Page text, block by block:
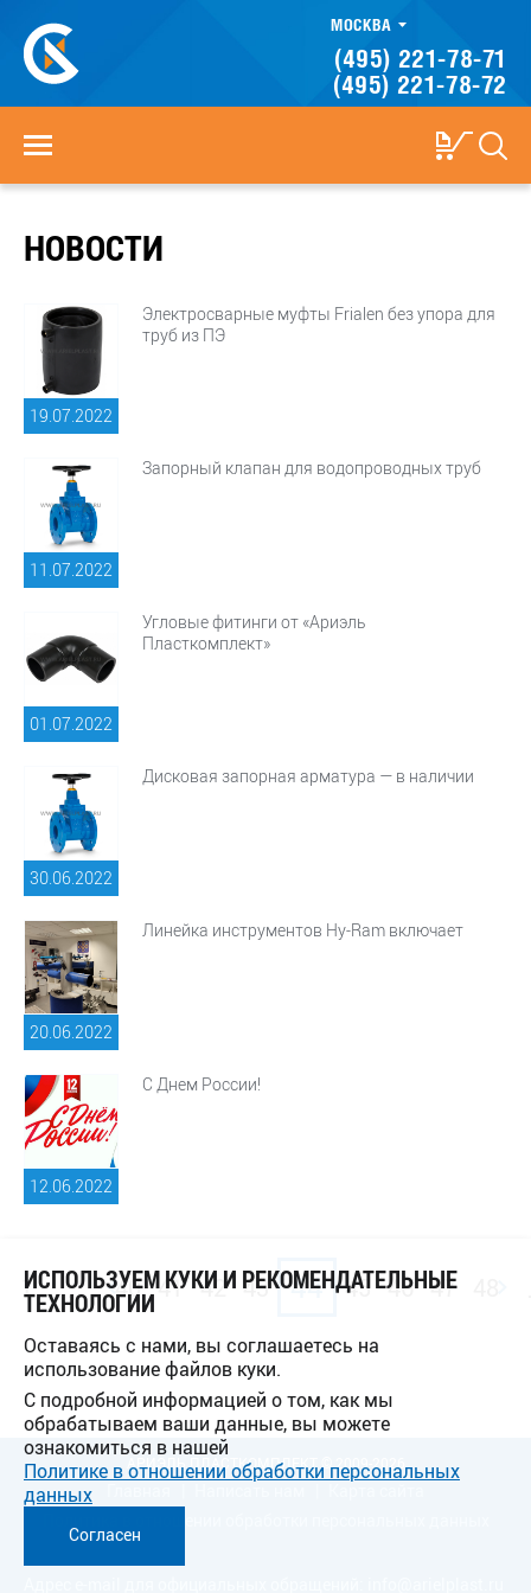
МОСКВА
(495) 221-78-71
(495) 221-78-72
НОВОСТИ
19.07.2022
Электросварные муфты Frialen без упора для
труб из ПЭ
11.07.2022
Запорный клапан для водопроводных труб
01.07.2022
Угловые фитинги от «Ариэль
Пласткомплект»
30.06.2022
Дисковая запорная арматура — в наличии
20.06.2022
Линейка инструментов Hy-Ram включает
12.06.2022
С Днем России!
1 ... 40 41 42 43 44 45 46 47
ИСПОЛЬЗУЕМ КУКИ И РЕКОМЕНДАТЕЛЬНЫЕ
ТЕХНОЛОГИИ
Оставаясь с нами, вы соглашаетесь на
использование файлов куки.
С подробной информацией о том, как мы
обрабатываем ваши данные, вы можете
ознакомиться в нашей
Политике в отношении обработки персональных
данных
Согласен
АРИЭЛЬ ПЛАСТКОМПЛЕКТ © 2009-2026